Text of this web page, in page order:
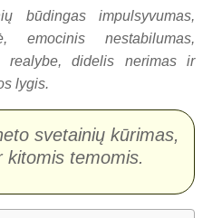
būdingas impulsyvumas,
emocinis nestabilumas,
realybe, didelis nerimas ir
lygis.
svetainių kūrimas,
temomis.